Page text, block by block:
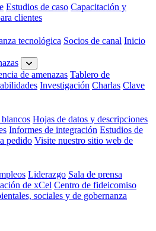
Estudios de caso Capacitación y
clientes
tecnológica Socios de canal Inicio
de amenazas Tablero de
Investigación Charlas Clave
Hojas de datos y descripciones
Informes de integración Estudios de
pedido Visite nuestro sitio web de
Liderazgo Sala de prensa
de xCel Centro de fideicomiso
sociales y de gobernanza